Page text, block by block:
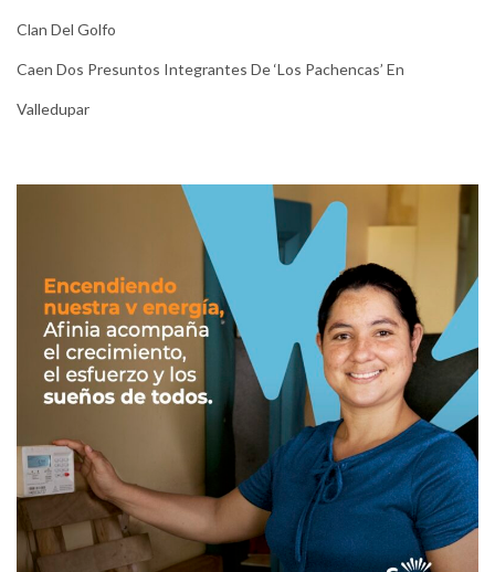
Clan Del Golfo
Caen Dos Presuntos Integrantes De ‘Los Pachencas’ En
Valledupar